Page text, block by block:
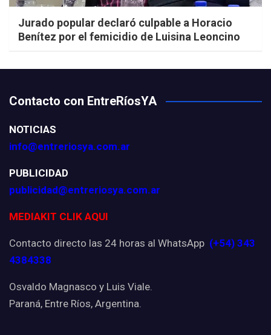
Jurado popular declaró culpable a Horacio
Benítez por el femicidio de Luisina Leoncino
Contacto con EntreRíosYA
NOTICIAS
info@entreriosya.com.ar
PUBLICIDAD
publicidad@entreriosya.com.ar
MEDIAKIT CLIK AQUI
Contacto directo las 24 horas al WhatsApp (+54) 343
4384338
Osvaldo Magnasco y Luis Viale.
Paraná, Entre Ríos, Argentina.